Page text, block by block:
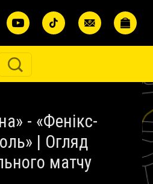
- «Фенікс-
| Огляд
матчу